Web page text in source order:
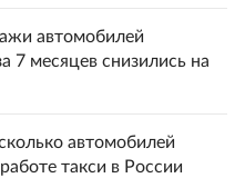
автомобилей
7 месяцев снизились на
автомобилей
такси в России